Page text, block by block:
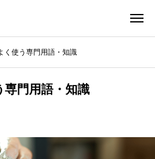
く使う専門用語・知識
門用語・知識